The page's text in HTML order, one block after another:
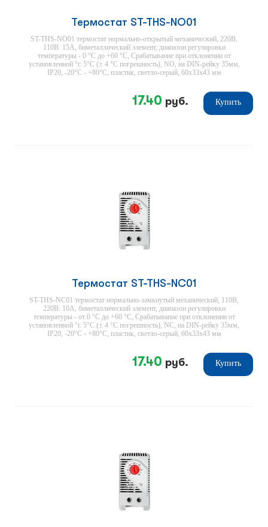
Термостат ST-THS-NO01
ST-THS-NO01 термостат нормально-открытый механический, 220В,
110В: 15А, биметаллический элемент, диапазон регулировки
температуры - 0 °С до +60 °С, Срабатывание при отклонении от
установленной °t: 5°С (± 4 °С погрешность), NO, на DIN-рейку 35мм,
IP20, -20°С - +80°С, пластик, светло-серый, 60х33х43 мм
17.40 руб. Купить
Термостат ST-THS-NC01
ST-THS-NC01 термостат нормально-замкнутый механический, 110В,
220В: 10А, биметаллический элемент, диапазон регулировки
температуры - от 0 °С до +60 °С, Срабатывание при отклонении от
установленной °t: 5°С (± 4 °С погрешность), NC, на DIN-рейку 35мм,
IP20, -20°С - +80°С, пластик, светло-серый, 60х33х43 мм
17.40 руб. Купить